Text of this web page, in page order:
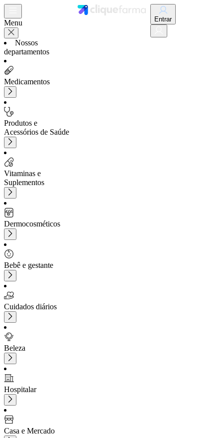
Menu
Nossos
departamentos
Medicamentos
Produtos e
Acessórios de Saúde
Vitaminas e
Suplementos
Dermocosméticos
Bebê e gestante
Cuidados diários
Beleza
Hospitalar
Casa e Mercado
Entrar